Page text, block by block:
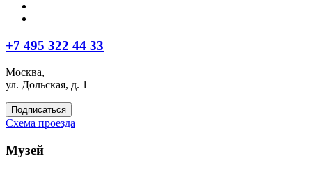
+7 495 322 44 33
Москва,
ул. Дольская, д. 1
Подписаться
Схема проезда
Музей